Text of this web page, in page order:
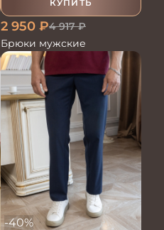
КУПИТЬ
2 950 ₽4 917₽
Брюки мужские
-40%